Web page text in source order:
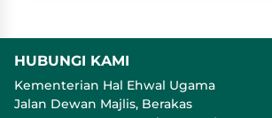
HUBUNGI KAMI
Kementerian Hal Ehwal Ugama
Jalan Dewan Majlis, Berakas